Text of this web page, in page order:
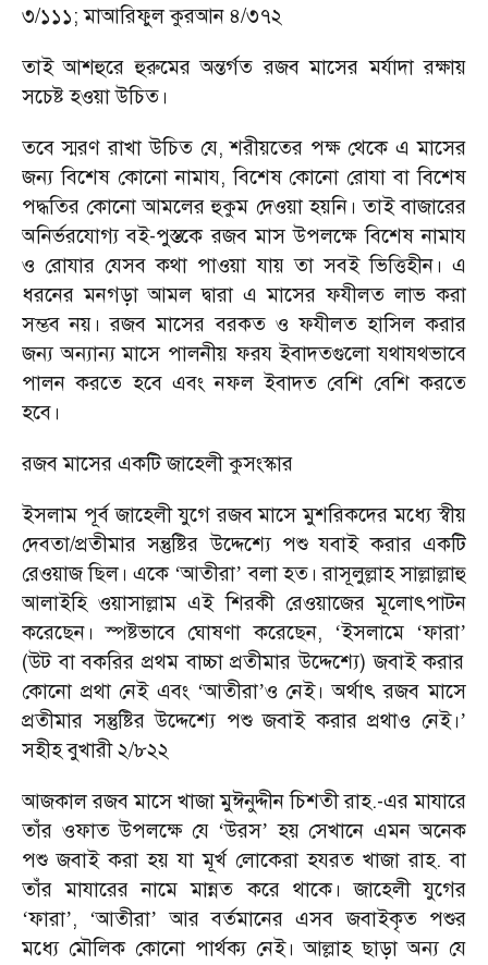
৩/১১১; মাআরিফুল কুরআন ৪/৩৭২
তাই আশহুরে হুরুমের অন্তর্গত রজব মাসের মর্যাদা রক্ষায়
সচেষ্ট হওয়া উচিত।
তবে স্মরণ রাখা উচিত যে, শরীয়তের পক্ষ থেকে এ মাসের
জন্য বিশেষ কোনো নামায, বিশেষ কোনো রোযা বা বিশেষ
পদ্ধতির কোনো আমলের হুকুম দেওয়া হয়নি। তাই বাজারের
অনির্ভরযোগ্য বই-পুস্তকে রজব মাস উপলক্ষে বিশেষ নামায
ও রোযার যেসব কথা পাওয়া যায় তা সবই ভিত্তিহীন। এ
ধরনের মনগড়া আমল দ্বারা এ মাসের ফযীলত লাভ করা
সম্ভব নয়। রজব মাসের বরকত ও ফযীলত হাসিল করার
জন্য অন্যান্য মাসে পালনীয় ফরয ইবাদতগুলো যথাযথভাবে
পালন করতে হবে এবং নফল ইবাদত বেশি বেশি করতে
হবে।
রজব মাসের একটি জাহেলী কুসংস্কার
ইসলাম পূর্ব জাহেলী যুগে রজব মাসে মুশরিকদের মধ্যে স্বীয়
দেবতা/প্রতীমার সন্তুষ্টির উদ্দেশ্যে পশু যবাই করার একটি
রেওয়াজ ছিল। একে ‘আতীরা’ বলা হত। রাসূলুল্লাহ সাল্লাল্লাহু
আলাইহি ওয়াসাল্লাম এই শিরকী রেওয়াজের মূলোৎপাটন
করেছেন। স্পষ্টভাবে ঘোষণা করেছেন,
‘ইসলামে ‘ফারা’
(উট বা বকরির প্রথম বাচ্চা প্রতীমার উদ্দেশ্যে) জবাই করার
কোনো প্রথা নেই এবং ‘আতীরা’ও নেই। অর্থাৎ রজব মাসে
প্রতীমার সন্তুষ্টির উদ্দেশ্যে পশু জবাই করার প্রথাও নেই।’
সহীহ বুখারী ২/৮২২
আজকাল রজব মাসে খাজা মুঈনুদ্দীন চিশতী রাহ.-এর মাযারে
তাঁর ওফাত উপলক্ষে যে ‘উরস’ হয় সেখানে এমন অনেক
পশু জবাই করা হয় যা মূর্খ লোকেরা হযরত খাজা রাহ. বা
তাঁর মাযারের নামে মান্নত করে থাকে। জাহেলী যুগের
‘ফারা’, ‘আতীরা’ আর বর্তমানের এসব জবাইকৃত পশুর
মধ্যে মৌলিক কোনো পার্থক্য নেই। আল্লাহ ছাড়া অন্য যে